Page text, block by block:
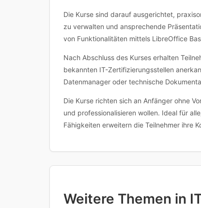
Die Kurse sind darauf ausgerichtet,
zu verwalten und ansprechende
von Funktionalitäten mittels LibreOffice
Nach Abschluss des Kurses erhalten
bekannten IT-Zertifizierungsstellen
Datenmanager oder technische
Die Kurse richten sich an Anfänger ohne
und professionalisieren wollen. Ideal für
Fähigkeiten erweitern die Teilnehmer ihre
Weitere Themen in